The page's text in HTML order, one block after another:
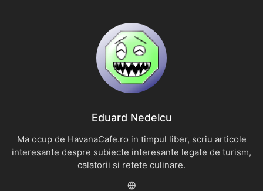
Eduard Nedelcu
Ma ocup de HavanaCafe.ro in timpul liber, scriu articole
interesante despre subiecte interesante legate de turism,
calatorii si retete culinare.